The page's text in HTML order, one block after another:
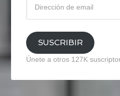
email
SUSCRIBIR
Únete a otros 127K